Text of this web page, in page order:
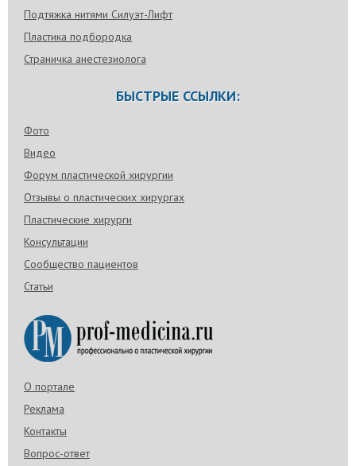
Подтяжка нитями Силуэт-Лифт
Пластика подбородка
Страничка анестезиолога
БЫСТРЫЕ ССЫЛКИ:
Фото
Видео
Форум пластической хирургии
Отзывы о пластических хирургах
Пластические хирурги
Консультации
Сообщество пациентов
Статьи
О портале
Реклама
Контакты
Вопрос-ответ